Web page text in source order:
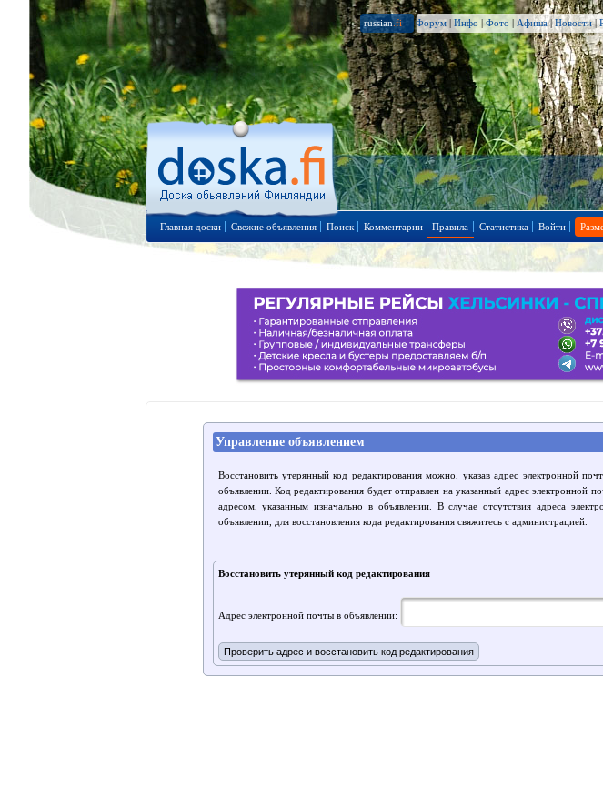
russian.fi Форум | Инфо | Фото | Афиша|Новости|
Главная доски Свежие объявления Поиск Комментарии Правила Статистика Войти
Управление объявлением
Восстановить утерянный код редактирования можно, указав адрес электронной
объявлении. Код редактирования будет отправлен на указанный адрес электронной
адресом, указанным изначально в объявлении. В случае отсутствия адреса
объявлении, для восстановления кода редактирования свяжитесь с администрацией.
Восстановить утерянный код редактирования
Адрес электронной почты в объявлении: